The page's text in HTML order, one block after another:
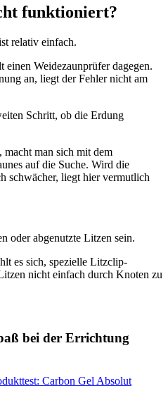
funktioniert?
relativ einfach.
einen Weidezaunprüfer dagegen.
an, liegt der Fehler nicht am
Schritt, ob die Erdung
man sich mit dem
auf die Suche. Wird die
schwächer, liegt hier vermutlich
oder abgenutzte Litzen sein.
es sich, spezielle Litzclip-
nicht einfach durch Knoten zu
bei der Errichtung
Carbon Gel Absolut